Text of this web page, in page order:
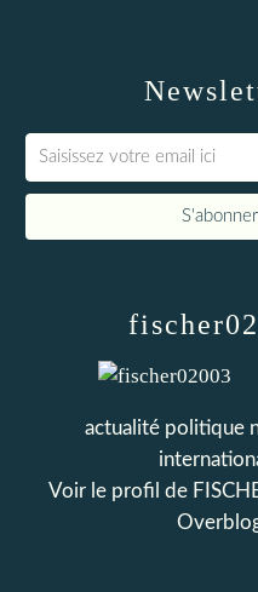
actualité politique
Voir le profil de